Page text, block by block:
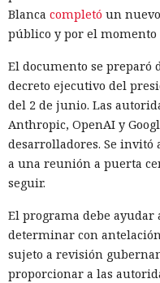
Blanca completó un
público y por el momento
El documento se preparó
decreto ejecutivo del
del 2 de junio. Las
Anthropic, OpenAI y
desarrolladores. Se invitó
a una reunión a puerta
seguir.
El programa debe ayudar
determinar con
sujeto a revisión
proporcionar a las